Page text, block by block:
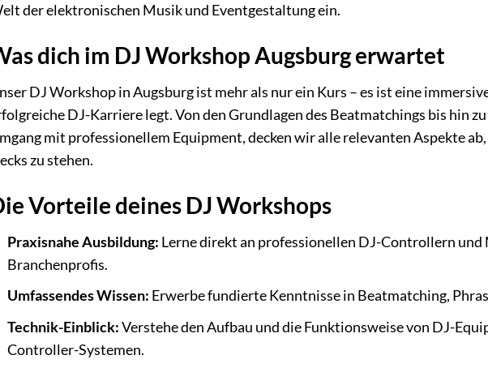
der elektronischen Musik und Eventgestaltung ein.
dich im DJ Workshop Augsburg erwartet
DJ Workshop in Augsburg ist mehr als nur ein Kurs – es ist eine
DJ-Karriere legt. Von den Grundlagen des Beatmatchings bis hin
mit professionellem Equipment, decken wir alle relevanten Aspekte
zu stehen.
Vorteile deines DJ Workshops
Praxisnahe Ausbildung: Lerne direkt an professionellen DJ-Controllern
Branchenprofis.
Umfassendes Wissen: Erwerbe fundierte Kenntnisse in Beatmatching,
Technik-Einblick:Verstehe den Aufbau und die Funktionsweise von DJ-
Controller-Systemen.